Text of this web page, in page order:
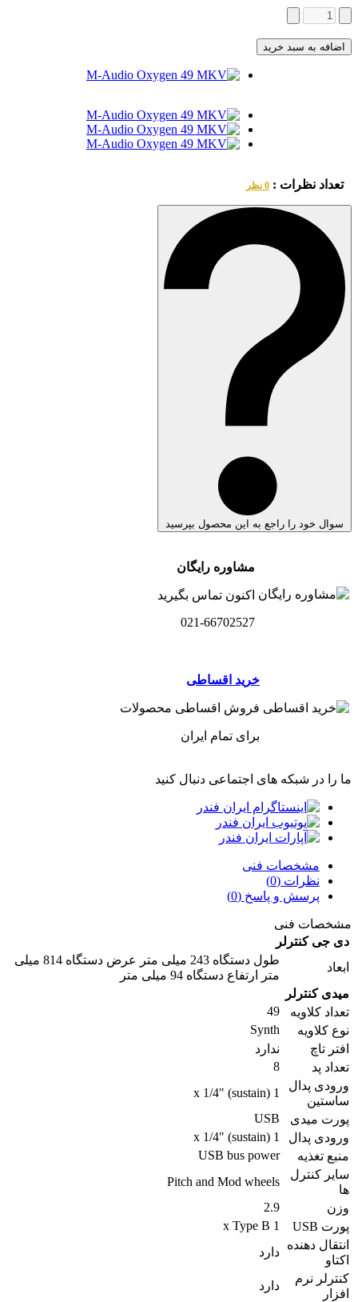
اضافه به سبد خرید
تعداد نظرات : 0 نظر
سوال خود را راجع به این محصول بپرسید
مشاوره رایگان
اکنون تماس بگیرید
021-66702527
خرید اقساطی
فروش اقساطی محصولات
برای تمام ایران
ما را در شبکه های اجتماعی دنبال کنید
مشخصات فنی
نظرات (0)
پرسش و پاسخ (0)
مشخصات فنی
دی جی کنترلر
ابعاد
طول دستگاه 243 میلی متر عرض دستگاه 814 میلی
متر ارتفاع دستگاه 94 میلی متر
میدی کنترلر
تعداد کلاویه
49
نوع کلاویه
Synth
افتر تاچ
ندارد
تعداد پد
8
ورودی پدال
ساستین
1 x 1/4" (sustain)
پورت میدی
USB
ورودی پدال
1 x 1/4" (sustain)
منبع تغذیه
USB bus power
سایر کنترل
ها
Pitch and Mod wheels
وزن
2.9
پورت USB
1 x Type B
انتقال دهنده
اکتاو
دارد
کنترلر نرم
افزار
دارد